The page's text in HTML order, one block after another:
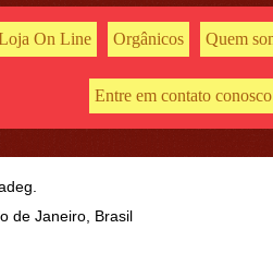
On Line Orgânicos Quem
Entre em contato conosco
de Janeiro, Brasil